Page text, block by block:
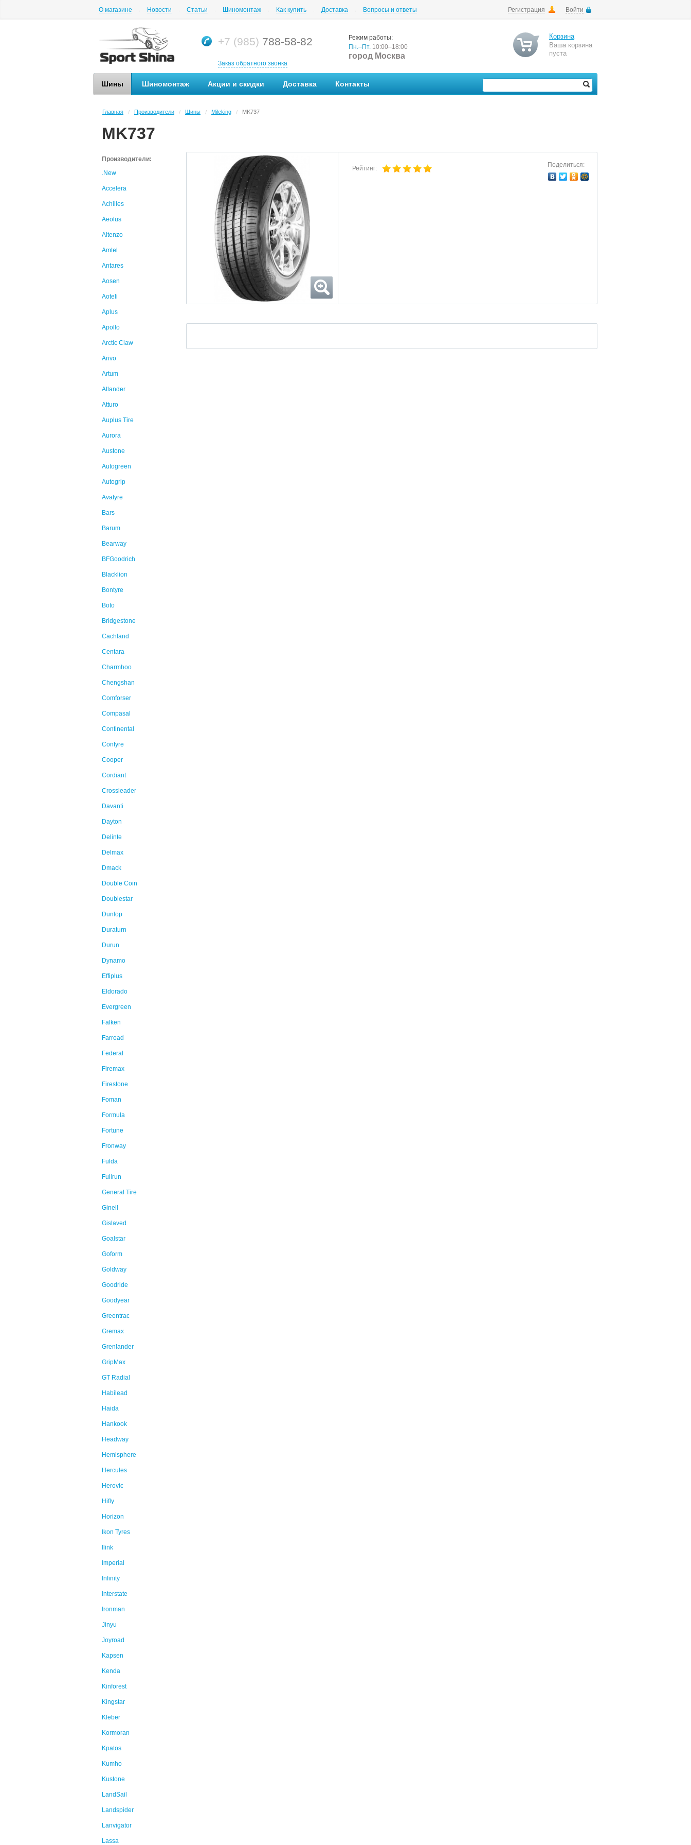
Регистрация Войти
О магазине Новости Статьи Шиномонтаж Как купить Доставка Вопросы и ответы
+7 (985) 788-58-82
Заказ обратного звонка
Режим работы:
Пн.–Пт. 10:00–18:00
город Москва
Корзина
Ваша корзина
пуста
Шины Шиномонтаж Акции и скидки Доставка Контакты
Главная / Производители / Шины / Mileking / MK737
MK737
Производители:
.New
Accelera
Achilles
Aeolus
Altenzo
Amtel
Antares
Aosen
Aoteli
Aplus
Apollo
Arctic Claw
Arivo
Artum
Atlander
Atturo
Auplus Tire
Aurora
Austone
Autogreen
Autogrip
Avatyre
Bars
Barum
Bearway
BFGoodrich
Blacklion
Bontyre
Boto
Bridgestone
Cachland
Centara
Charmhoo
Chengshan
Comforser
Compasal
Continental
Contyre
Cooper
Cordiant
Crossleader
Davanti
Dayton
Delinte
Delmax
Dmack
Double Coin
Doublestar
Dunlop
Duraturn
Durun
Dynamo
Effiplus
Eldorado
Evergreen
Falken
Farroad
Federal
Firemax
Firestone
Foman
Formula
Fortune
Fronway
Fulda
Fullrun
General Tire
Ginell
Gislaved
Goalstar
Goform
Goldway
Goodride
Goodyear
Greentrac
Gremax
Grenlander
GripMax
GT Radial
Habilead
Haida
Hankook
Headway
Hemisphere
Hercules
Herovic
Hifly
Horizon
Ikon Tyres
Ilink
Imperial
Infinity
Interstate
Ironman
Jinyu
Joyroad
Kapsen
Kenda
Kinforest
Kingstar
Kleber
Kormoran
Kpatos
Kumho
Kustone
LandSail
Landspider
Lanvigator
Lassa
Рейтинг: Поделиться: